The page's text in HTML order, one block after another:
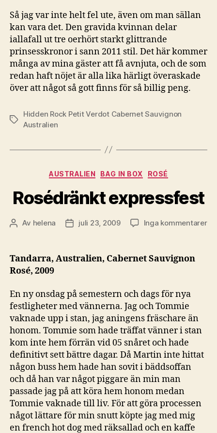
Så jag var inte helt fel ute, även om man sällan
kan vara det. Den gravida kvinnan delar
iallafall ut tre oerhört starkt glittrande
prinsesskronor i sann 2011 stil. Det här kommer
många av mina gäster att få avnjuta, och de som
redan haft nöjet är alla lika härligt överaskade
över att något så gott finns för så billig peng.
Etiketter
Hidden Rock Petit Verdot Cabernet Sauvignon
Australien
Kategorier
AUSTRALIEN BAG IN BOX ROSÉ
Rosédränkt expressfest
Inläggsförfattare
Av helena Inläggsdatum
juli 23, 2009 Inga kommentarertill
Tandarra, Australien, Cabernet Sauvignon
Rosé, 2009
En ny onsdag på semestern och dags för nya
festligheter med vännerna. Jag och Tommie
vaknade upp i stan, jag aningens fräschare än
honom. Tommie som hade träffat vänner i stan
kom inte hem förrän vid 05 snåret och hade
definitivt sett bättre dagar. Då Martin inte hittat
någon buss hem hade han sovit i bäddsoffan
och då han var något piggare än min man
passade jag på att köra hem honom medan
Tommie vaknade till liv. För att göra processen
något lättare för min snutt köpte jag med mig
en french hot dog med räksallad och en kaffe